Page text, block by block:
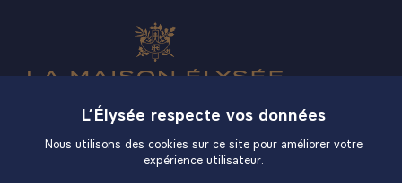
BoutiqueL’Élysée respecte vos données
Nous utilisons des cookies sur ce site pour améliorer votre
expérience utilisateur.